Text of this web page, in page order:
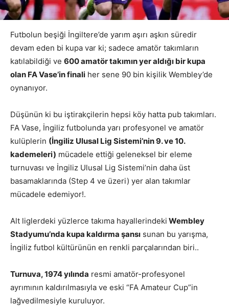
Futbolun beşiği İngiltere’de yarım aşırı aşkın süredir
devam eden bi kupa var ki; sadece amatör takımların
katılabildiği ve 600 amatör takımın yer aldığı bir kupa
olan FA Vase’in finali her sene 90 bin kişilik Wembley’de
oynanıyor.
Düşünün ki bu iştirakçilerin hepsi köy hatta pub takımları.
FA Vase, İngiliz futbolunda yarı profesyonel ve amatör
kulüplerin (İngiliz Ulusal Lig Sistemi’nin 9. ve 10.
kademeleri) mücadele ettiği geleneksel bir eleme
turnuvası ve İngiliz Ulusal Lig Sistemi’nin daha üst
basamaklarında (Step 4 ve üzeri) yer alan takımlar
mücadele edemiyor!.
Alt liglerdeki yüzlerce takıma hayallerindeki Wembley
Stadyumu’nda kupa kaldırma şansı sunan bu yarışma,
İngiliz futbol kültürünün en renkli parçalarından biri..
Turnuva, 1974 yılında resmi amatör-profesyonel
ayrımının kaldırılmasıyla ve eski “FA Amateur Cup”in
lağvedilmesiyle kuruluyor.